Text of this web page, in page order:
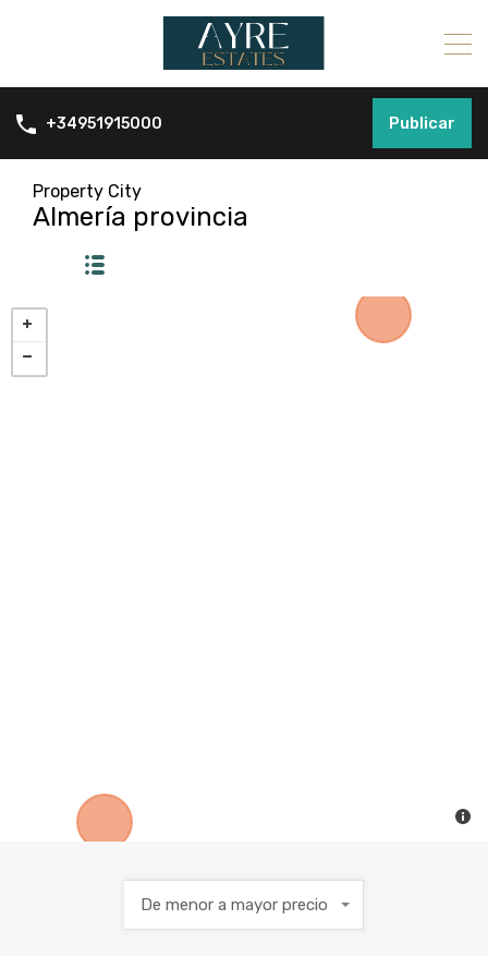
+34951915000 Publicar
Property City
Almería provincia
De menor a mayor precio